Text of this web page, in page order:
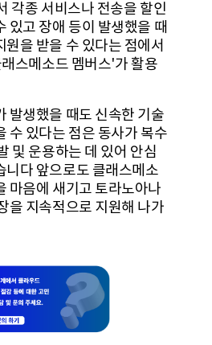
각종 서비스나 전송을 할인
있고 장애 등이 발생했을 때
원을 받을 수 있다는 점에서
스메소드 멤버스'가 활용
발생했을 때도 신속한 기술
수 있다는 점은 동사가 복수
및 운용하는 데 있어 안심
니다 앞으로도 클래스메소
마음에 새기고 토라노아나
을 지속적으로 지원해 나가